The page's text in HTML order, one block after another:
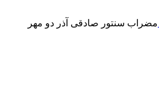
مضراب سنتور صادقی آذر دو مهر